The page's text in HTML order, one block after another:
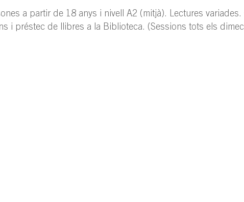
a partir de 18 anys i nivell A2 (mitjà). Lectures
i préstec de llibres a la Biblioteca. (Sessions tots els